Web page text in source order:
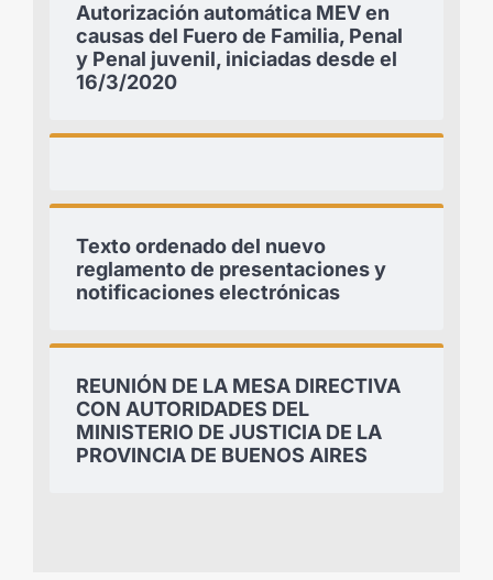
Autorización automática MEV en
causas del Fuero de Familia, Penal
y Penal juvenil, iniciadas desde el
16/3/2020
Texto ordenado del nuevo
reglamento de presentaciones y
notificaciones electrónicas
REUNIÓN DE LA MESA DIRECTIVA
CON AUTORIDADES DEL
MINISTERIO DE JUSTICIA DE LA
PROVINCIA DE BUENOS AIRES